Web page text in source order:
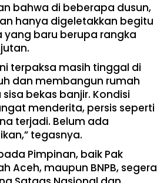
bahwa di beberapa dusun,
hanya digeletakkan begitu
yang baru berupa rangka
terpaksa masih tinggal di
dan membangun rumah
bekas banjir. Kondisi
menderita, persis seperti
terjadi. Belum ada
tegasnya.
Pimpinan, baik Pak
Aceh, maupun BNPB, segera